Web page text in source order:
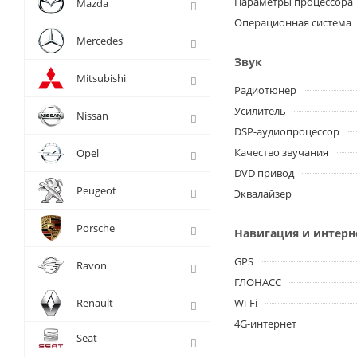
Операционная система
Звук
Радиотюнер
Усилитель
DSP-аудиопроцессор
Качество звучания
DVD привод
Эквалайзер
Навигация и
GPS
ГЛОНАСС
Wi-Fi
4G-интернет
Mazda
Mercedes
Mitsubishi
Nissan
Opel
Peugeot
Porsche
Ravon
Renault
Seat